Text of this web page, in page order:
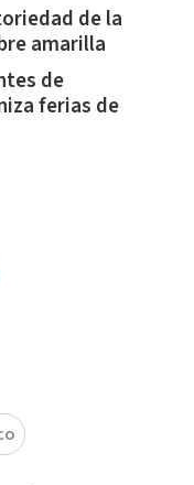
de la
amarilla
de
ferias de